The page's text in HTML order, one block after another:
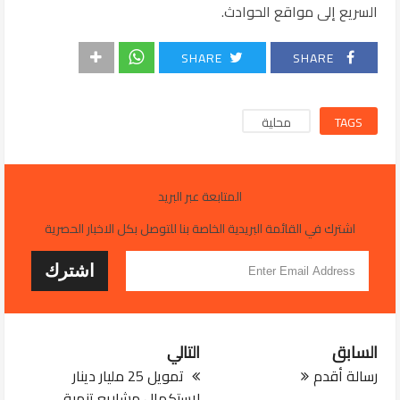
السريع إلى مواقع الحوادث.
SHARE
SHARE
TAGS محلية
المتابعة عبر البريد
اشترك في القائمة البريدية الخاصة بنا للتوصل بكل الاخبار الحصرية
التالي
تمويل 25 مليار دينار
السابق
رسالة أقدم